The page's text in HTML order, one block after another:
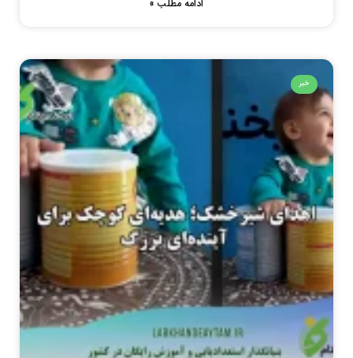
ادامه مطلب »
خبر